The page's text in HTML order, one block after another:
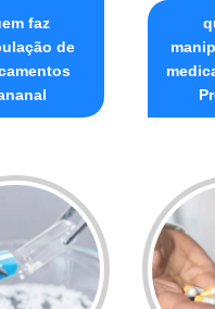
faz
de